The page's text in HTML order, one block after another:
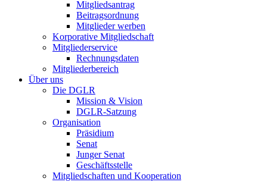
Mitgliedsantrag
Beitragsordnung
Mitglieder werben
Korporative Mitgliedschaft
Mitgliederservice
Rechnungsdaten
Mitgliederbereich
Über uns
Die DGLR
Mission & Vision
DGLR-Satzung
Organisation
Präsidium
Senat
Junger Senat
Geschäftsstelle
Mitgliedschaften und Kooperation